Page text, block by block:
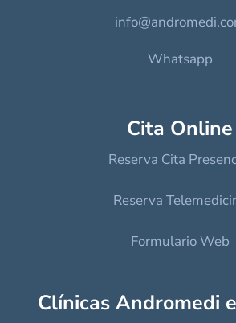
Whatsapp
Cita Online
Reserva Cita
Reserva
Formulario Web
Clínicas Andromedi